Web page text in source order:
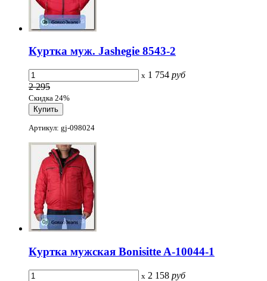
Куртка муж. Jashegie 8543-2
x 1 754 руб
2 295
Скидка 24%
Артикул: gj-098024
Куртка мужская Bonisitte A-10044-1
x 2 158 руб